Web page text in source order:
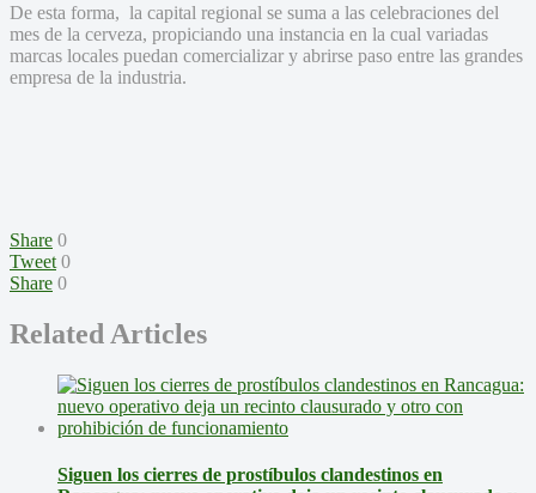
De esta forma, la capital regional se suma a las celebraciones del
mes de la cerveza, propiciando una instancia en la cual variadas
marcas locales puedan comercializar y abrirse paso entre las grandes
empresa de la industria.
Share 0
Tweet 0
Share 0
Related Articles
Siguen los cierres de prostíbulos clandestinos en